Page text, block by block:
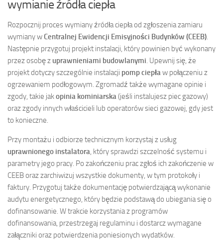
wymianie źródła ciepła
Rozpocznij proces wymiany źródła ciepła od zgłoszenia zamiaru
wymiany wCentralnej Ewidencji Emisyjności Budynków (CEEB)
Następnie przygotuj projekt instalacji, który powinien być wykonany
przez osobę z uprawnieniami budowlanymi . Upewnij się, że
projekt dotyczy szczególnie instalacji pomp ciepła w połączeniu z
ogrzewaniem podłogowym. Zgromadź także wymagane opinie i
zgody, takie jakopinia kominiarska (jeśli instalujesz piec gazowy)
oraz zgody innych właścicieli lub operatorów sieci gazowej, gdy jest
to konieczne.
Przy montażu i odbiorze technicznym korzystaj z usług
uprawnionego instalatora , który sprawdzi szczelność systemu i
parametry jego pracy. Po zakończeniu prac zgłoś ich zakończenie w
CEEB oraz zarchiwizuj wszystkie dokumenty, w tym protokoły i
faktury. Przygotuj także dokumentację potwierdzającą wykonanie
audytu energetycznego, który będzie podstawą do ubiegania się o
dofinansowanie. W trakcie korzystania z programów
dofinansowania, przestrzegaj regulaminu i dostarcz wymagane
załączniki oraz potwierdzenia poniesionych wydatków.